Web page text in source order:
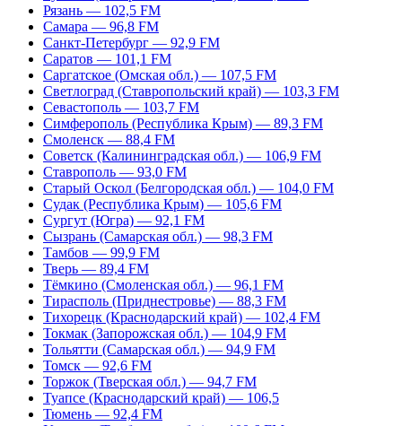
Рязань — 102,5 FM
Самара — 96,8 FM
Санкт-Петербург — 92,9 FM
Саратов — 101,1 FM
Саргатское (Омская обл.) — 107,5 FM
Светлоград (Ставропольский край) — 103,3 FM
Севастополь — 103,7 FM
Симферополь (Республика Крым) — 89,3 FM
Смоленск — 88,4 FM
Советск (Калининградская обл.) — 106,9 FM
Ставрополь — 93,0 FM
Старый Оскол (Белгородская обл.) — 104,0 FM
Судак (Республика Крым) — 105,6 FM
Сургут (Югра) — 92,1 FM
Сызрань (Самарская обл.) — 98,3 FM
Тамбов — 99,9 FM
Тверь — 89,4 FM
Тёмкино (Смоленская обл.) — 96,1 FM
Тирасполь (Приднестровье) — 88,3 FM
Тихорецк (Краснодарский край) — 102,4 FM
Токмак (Запорожская обл.) — 104,9 FM
Тольятти (Самарская обл.) — 94,9 FM
Томск — 92,6 FM
Торжок (Тверская обл.) — 94,7 FM
Туапсе (Краснодарский край) — 106,5
Тюмень — 92,4 FM